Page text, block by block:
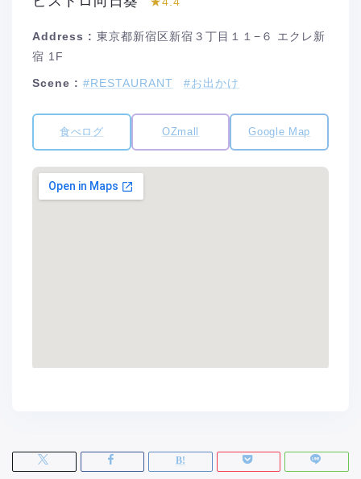
Address : 東京都新宿区新宿３丁目１１−６ エクレ新
宿 1F
Scene : #RESTAURANT #お出かけ
食べログ OZmall Google Map